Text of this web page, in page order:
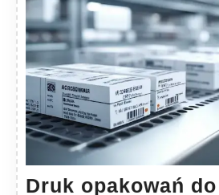
Druk opakowań do